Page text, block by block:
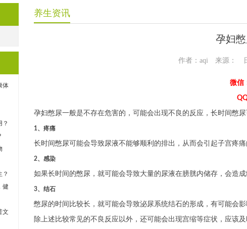
体
？
？
健
文
养生资讯
孕妇
作者：aqi 来源：
微信
孕妇憋尿一般是不存在危害的，可能会出现不良的反应，长时间憋
1、疼痛
长时间憋尿可能会导致尿液不能够顺利的排出，从而会引起子宫疼痛
2、感染
如果长时间的憋尿，就可能会导致大量的尿液在膀胱内储存，会造
3、结石
憋尿的时间比较长，就可能会导致泌尿系统结石的形成，有可能会影
除上述比较常见的不良反应以外，还可能会出现宫缩等症状，应该及